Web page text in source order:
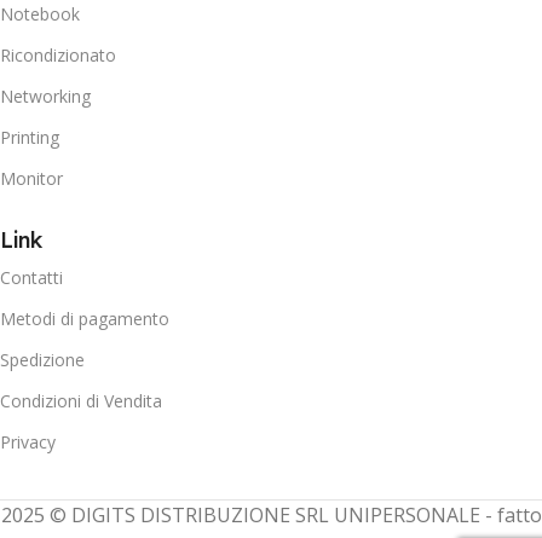
Notebook
Ricondizionato
Networking
Printing
Monitor
Link
Contatti
Metodi di pagamento
Spedizione
Condizioni di Vendita
Privacy
2025 © DIGITS DISTRIBUZIONE SRL UNIPERSONALE - fatto